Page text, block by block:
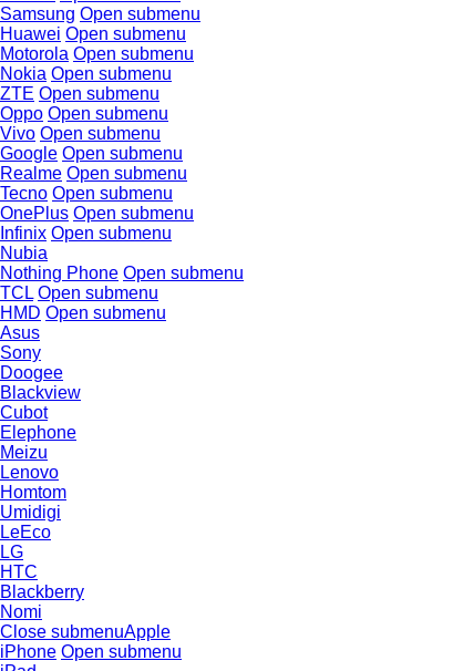
Samsung Open submenu
Huawei Open submenu
Motorola Open submenu
Nokia Open submenu
ZTE Open submenu
Oppo Open submenu
Vivo Open submenu
Google Open submenu
Realme Open submenu
Tecno Open submenu
OnePlus Open submenu
Infinix Open submenu
Nubia
Nothing Phone Open submenu
TCL Open submenu
HMD Open submenu
Asus
Sony
Doogee
Blackview
Cubot
Elephone
Meizu
Lenovo
Homtom
Umidigi
LeEco
LG
HTC
Blackberry
Nomi
Close submenuApple
iPhone Open submenu